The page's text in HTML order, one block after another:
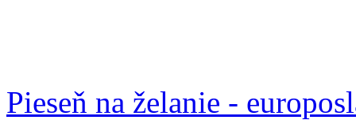
Pieseň na želanie -